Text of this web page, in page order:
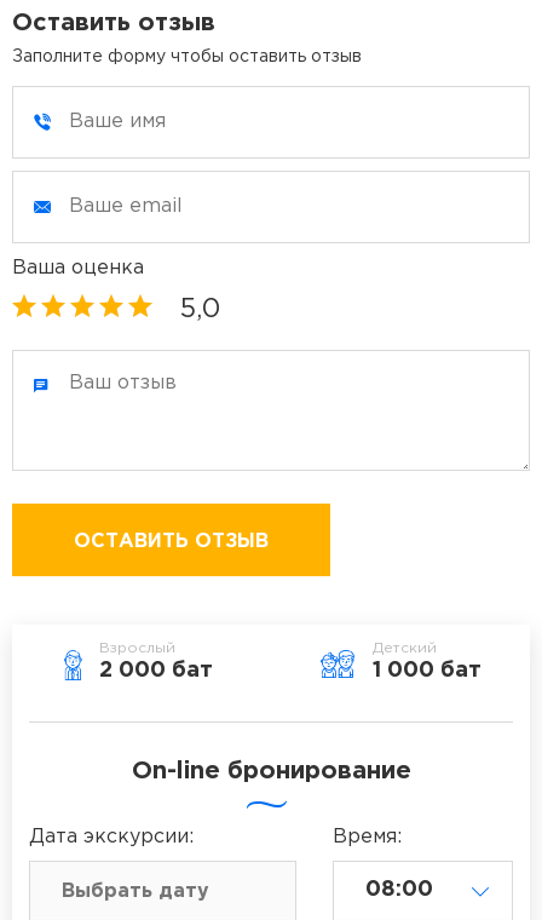
Оставить отзыв
Заполните форму чтобы оставить отзыв
Ваша оценка
5,0
ОСТАВИТЬ ОТЗЫВ
Взрослый
2 000 бат
Детский
1 000 бат
On-line бронирование
Дата экскурсии: Время: